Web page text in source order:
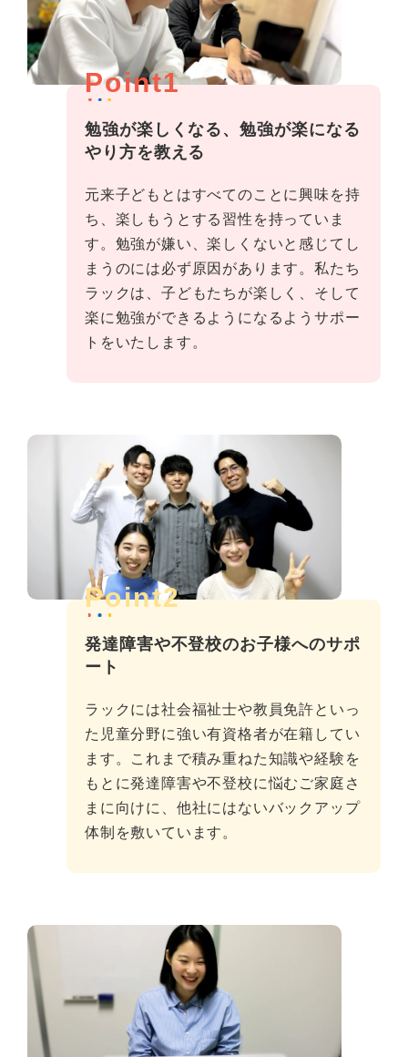
Point1
勉強が楽しくなる、勉強が楽になる
やり方を教える
元来子どもとはすべてのことに興味を持
ち、楽しもうとする習性を持っていま
す。勉強が嫌い、楽しくないと感じてし
まうのには必ず原因があります。私たち
ラックは、子どもたちが楽しく、そして
楽に勉強ができるようになるようサポー
トをいたします。
Point2
発達障害や不登校のお子様へのサポ
ート
ラックには社会福祉士や教員免許といっ
た児童分野に強い有資格者が在籍してい
ます。これまで積み重ねた知識や経験を
もとに発達障害や不登校に悩むご家庭さ
まに向けに、他社にはないバックアップ
体制を敷いています。